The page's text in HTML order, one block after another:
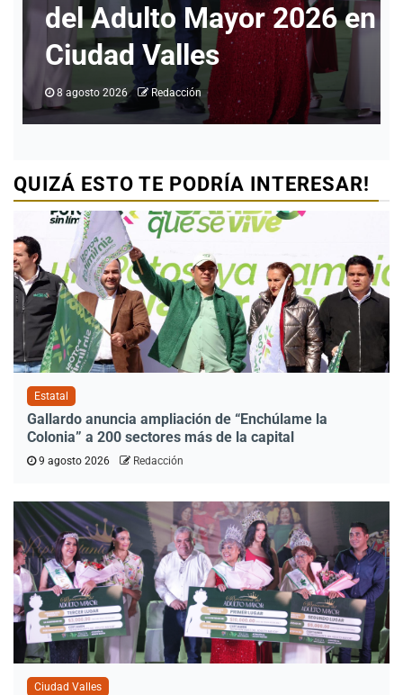
Tamuín deja un joven
muerto; tenía 20 años
8 agosto 2026 Redacción
QUIZÁ ESTO TE PODRÍA INTERESAR!
Estatal
Gallardo anuncia ampliación de “Enchúlame la
Colonia” a 200 sectores más de la capital
9 agosto 2026 Redacción
Ciudad Valles